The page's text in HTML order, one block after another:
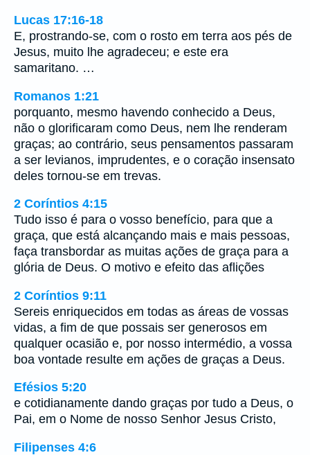
Lucas 17:16-18
E, prostrando-se, com o rosto em terra aos pés de
Jesus, muito lhe agradeceu; e este era
samaritano. …
Romanos 1:21
porquanto, mesmo havendo conhecido a Deus,
não o glorificaram como Deus, nem lhe renderam
graças; ao contrário, seus pensamentos passaram
a ser levianos, imprudentes, e o coração insensato
deles tornou-se em trevas.
2 Coríntios 4:15
Tudo isso é para o vosso benefício, para que a
graça, que está alcançando mais e mais pessoas,
faça transbordar as muitas ações de graça para a
glória de Deus. O motivo e efeito das aflições
2 Coríntios 9:11
Sereis enriquecidos em todas as áreas de vossas
vidas, a fim de que possais ser generosos em
qualquer ocasião e, por nosso intermédio, a vossa
boa vontade resulte em ações de graças a Deus.
Efésios 5:20
e cotidianamente dando graças por tudo a Deus, o
Pai, em o Nome de nosso Senhor Jesus Cristo,
Filipenses 4:6